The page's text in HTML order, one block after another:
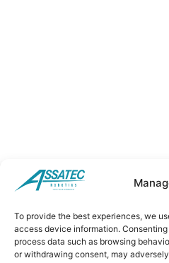
To provide the best experiences, we
access device information.
process data such as browsing
or withdrawing consent, may